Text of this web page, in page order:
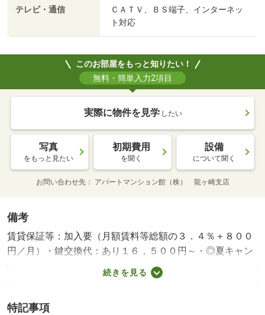
テレビ・通信
ＣＡＴＶ、ＢＳ端子、インターネッ
ト対応
このお部屋をもっと知りたい！
無料・簡単入力2項目
実際に物件を見学 したい
写真
をもっと見たい
初期費用
を聞く
設備
について聞く
お問い合わせ先 アパートマンション館（株） 龍ヶ崎支店
備考
賃貸保証等：加入要（月額賃料等総額の３．４％＋８００
円／月）・鍵交換代：あり１６，５００円～・◎夏キャン
ペーン♪家電プレゼント！対象物件は「物件詳細を見る」を
クリック！ ８／３１まで・駐輪場：有/室内清掃費
続きを見る
特記事項